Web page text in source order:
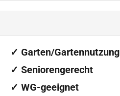
✓ Garten/Gartennutzung
✓ Seniorengerecht
✓ WG-geeignet